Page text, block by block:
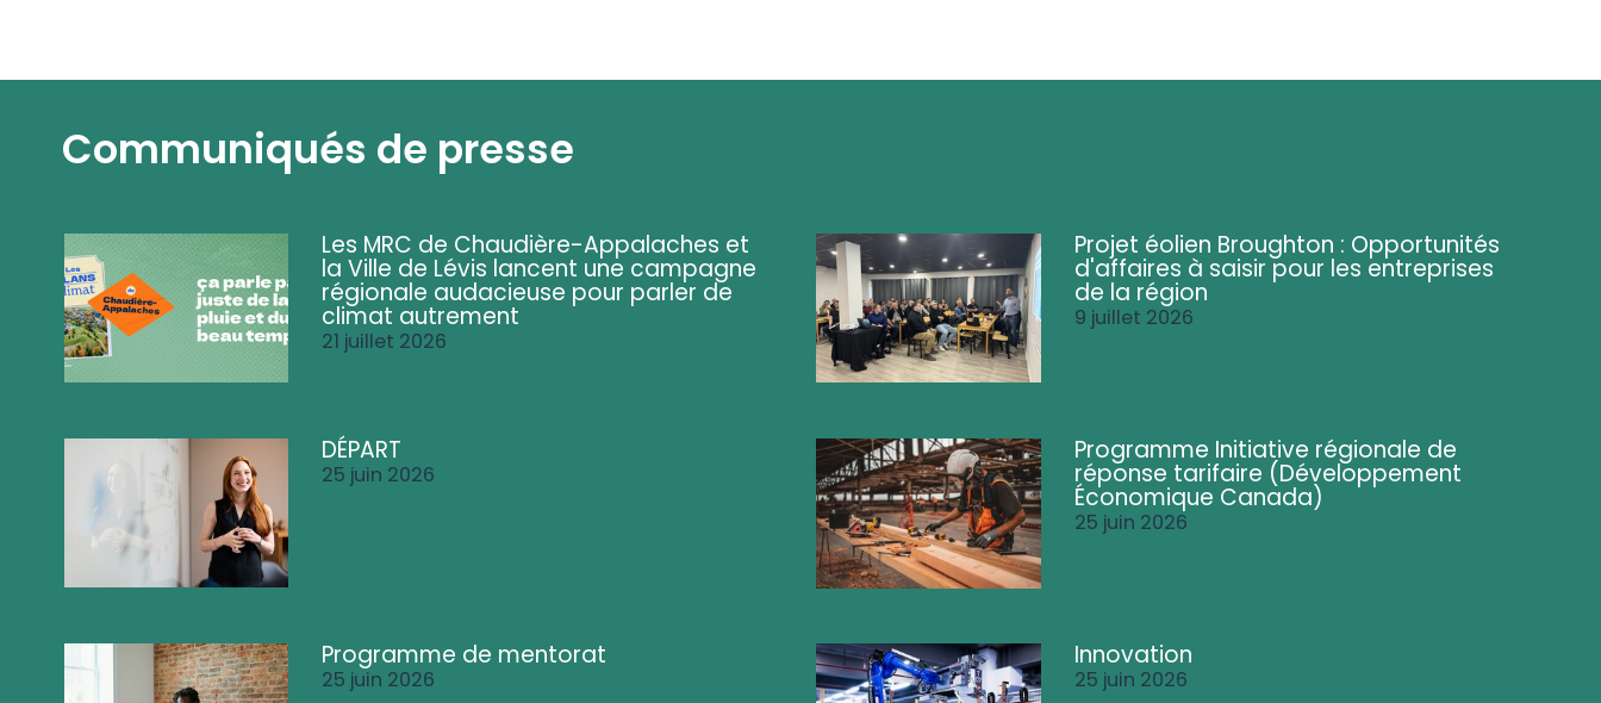
Communiqués de presse
Les MRC de Chaudière-Appalaches et
la Ville de Lévis lancent une campagne
régionale audacieuse pour parler de
climat autrement
21 juillet 2026
Projet éolien Broughton : Opportunités
d'affaires à saisir pour les entreprises
de la région
9 juillet 2026
DÉPART
25 juin 2026
Programme Initiative régionale de
réponse tarifaire (Développement
Économique Canada)
25 juin 2026
Programme de mentorat
25 juin 2026
Innovation
25 juin 2026